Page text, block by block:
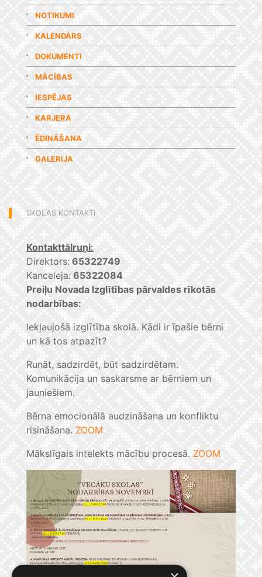
NOTIKUMI
KALENDĀRS
DOKUMENTI
MĀCĪBAS
IESPĒJAS
KARJERA
ĒDINĀŠANA
GALERIJA
SKOLAS KONTAKTI
Kontakttālruņi:
Direktors: 65322749
Kanceleja: 65322084
Preiļu Novada Izglītības pārvaldes rīkotās
nodarbības:
Iekļaujošā izglītība skolā. Kādi ir īpašie bērni
un kā tos atpazīt?
Runāt, sadzirdēt, būt sadzirdētam.
Komunikācija un saskarsme ar bērniem un
jauniešiem.
Bērna emocionālā audzināšana un konfliktu
risināšana. ZOOM
Mākslīgais intelekts mācību procesā. ZOOM